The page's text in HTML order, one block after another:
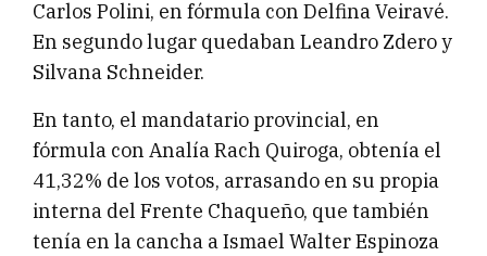
Carlos Polini, en fórmula con Delfina Veiravé.
En segundo lugar quedaban Leandro Zdero y
Silvana Schneider.
En tanto, el mandatario provincial, en
fórmula con Analía Rach Quiroga, obtenía el
41,32% de los votos, arrasando en su propia
interna del Frente Chaqueño, que también
tenía en la cancha a Ismael Walter Espinoza